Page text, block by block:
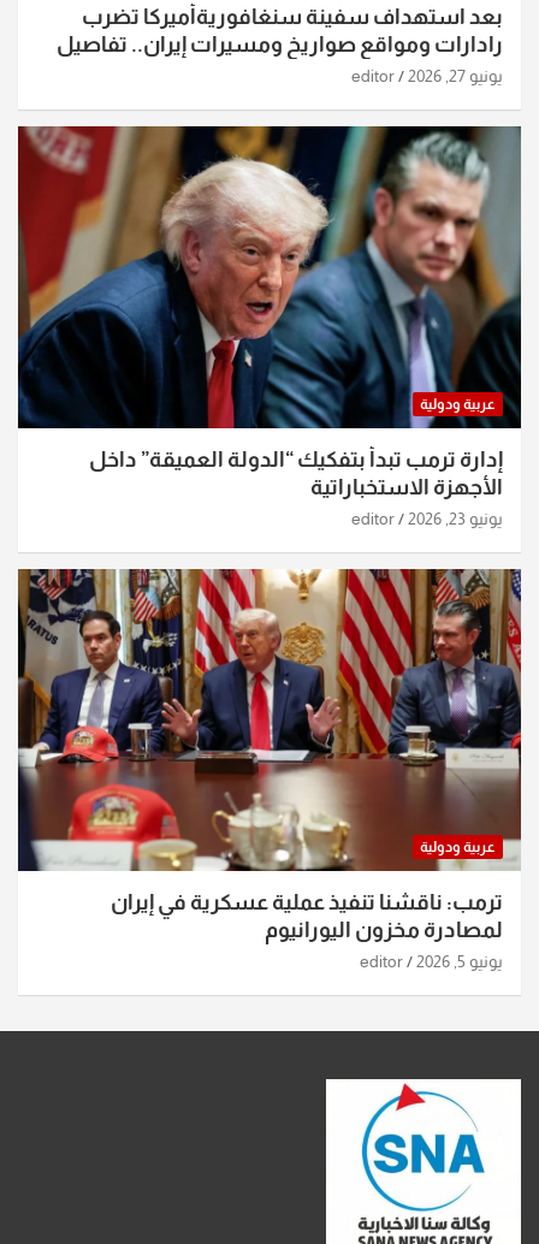
بعد استهداف سفينة سنغافوريةأميركا تضرب
رادارات ومواقع صواريخ ومسيرات إيران.. تفاصيل
الساعات الماضية
يونيو 27, 2026 editor
عربية ودولية
إدارة ترمب تبدأ بتفكيك “الدولة العميقة” داخل
الأجهزة الاستخباراتية
يونيو 23, 2026 editor
عربية ودولية
ترمب: ناقشنا تنفيذ عملية عسكرية في إيران
لمصادرة مخزون اليورانيوم
يونيو 5, 2026 editor